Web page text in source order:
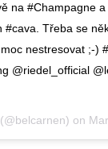
na #Champagne
Třeba se
nestresovat ;-)
@riedel_official
on